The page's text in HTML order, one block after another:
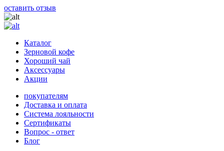
оставить отзыв
Каталог
Зерновой кофе
Хороший чай
Аксессуары
Акции
покупателям
Доставка и оплата
Система лояльности
Сертификаты
Вопрос - ответ
Блог